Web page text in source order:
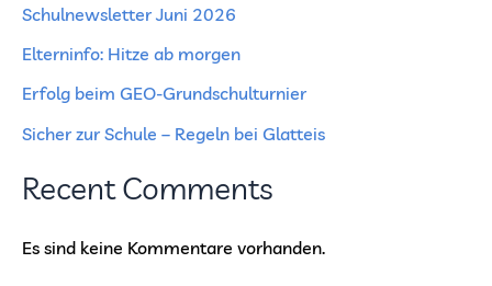
Schulnewsletter Juni 2026
Elterninfo: Hitze ab morgen
Erfolg beim GEO-Grundschulturnier
Sicher zur Schule – Regeln bei Glatteis
Recent Comments
Es sind keine Kommentare vorhanden.